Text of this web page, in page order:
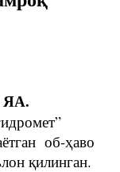
ЯА.
об-ҳаво
қилинган.